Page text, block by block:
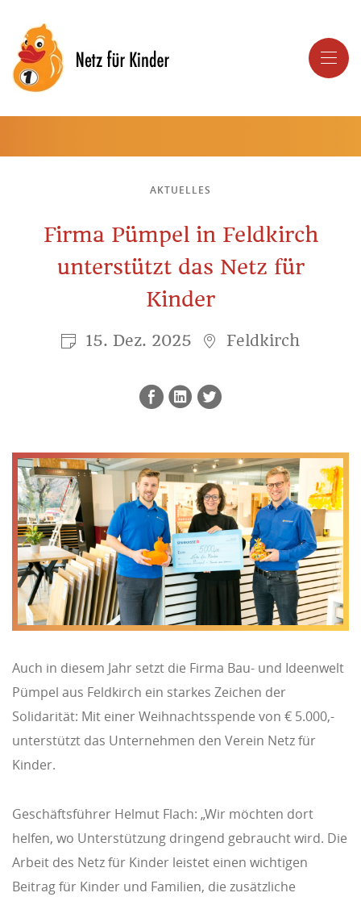
AKTUELLES
Firma Pümpel in Feldkirch
unterstützt das Netz für
Kinder
15. Dez. 2025 Feldkirch
Auch in diesem Jahr setzt die Firma Bau- und Ideenwelt
Pümpel aus Feldkirch ein starkes Zeichen der
Solidarität: Mit einer Weihnachtsspende von € 5.000,-
unterstützt das Unternehmen den Verein Netz für
Kinder.
Geschäftsführer Helmut Flach: „Wir möchten dort
helfen, wo Unterstützung dringend gebraucht wird. Die
Arbeit des Netz für Kinder leistet einen wichtigen
Beitrag für Kinder und Familien, die zusätzliche